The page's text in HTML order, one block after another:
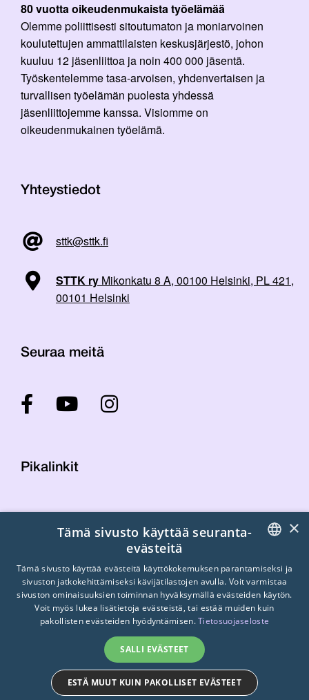
80 vuotta oikeudenmukaista työelämää
Olemme poliittisesti sitoutumaton ja moniarvoinen
koulutettujen ammattilaisten keskusjärjestö, johon
kuuluu 12 jäsenliittoa ja noin 400 000 jäsentä.
Työskentelemme tasa-arvoisen, yhdenvertaisen ja
turvallisen työelämän puolesta yhdessä
jäsenliittojemme kanssa. Visiomme on
oikeudenmukainen työelämä.
Yhteystiedot
sttk@sttk.fi
STTK ry Mikonkatu 8 A, 00100 Helsinki, PL 421,
00101 Helsinki
Seuraa meitä
Pikalinkit
Laskutustiedot
Tietosuojaseloste
Turvallisemman tilan periaatteet
© 2026 STTK. Made with ❤ byAvoin.Systems
FINNISH
SWEDISH
×
Tämä sivusto käyttää seuranta-
evästeitä
Tämä sivusto käyttää evästeitä käyttökokemuksen parantamiseksi ja
sivuston jatkokehittämiseksi kävijätilastojen avulla. Voit varmistaa
sivuston ominaisuuksien toiminnan hyväksymällä evästeiden käytön.
Voit myös lukea lisätietoja evästeistä, tai estää muiden kuin
pakollisten evästeiden hyödyntämisen.Tietosuojaseloste
SALLI EVÄSTEET
ESTÄ MUUT KUIN PAKOLLISET EVÄSTEET